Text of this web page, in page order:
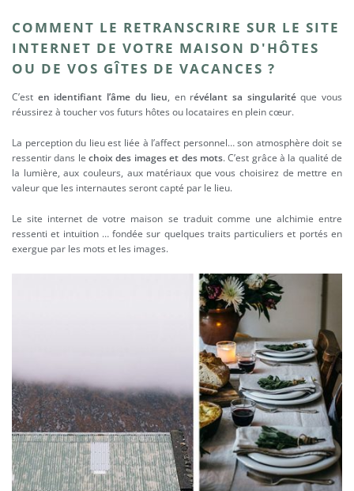
COMMENT LE RETRANSCRIRE SUR LE SITE
INTERNET DE VOTRE MAISON D'HÔTES
OU DE VOS GÎTES DE VACANCES ?
C’est en identifiant l’âme du lieu, en révélant sa singularitéque vous
réussirez à toucher vos futurs hôtes ou locataires en plein cœur.
La perception du lieu est liée à l’affect personnel… son atmosphère doit se
ressentir dans lechoix des images et des mots. C’est grâce à la qualité de
la lumière, aux couleurs, aux matériaux que vous choisirez de mettre en
valeur que les internautes seront capté par le lieu.
Le site internet de votre maison se traduit comme une alchimie entre
ressenti et intuition … fondée sur quelques traits particuliers et portés en
exergue par les mots et les images.